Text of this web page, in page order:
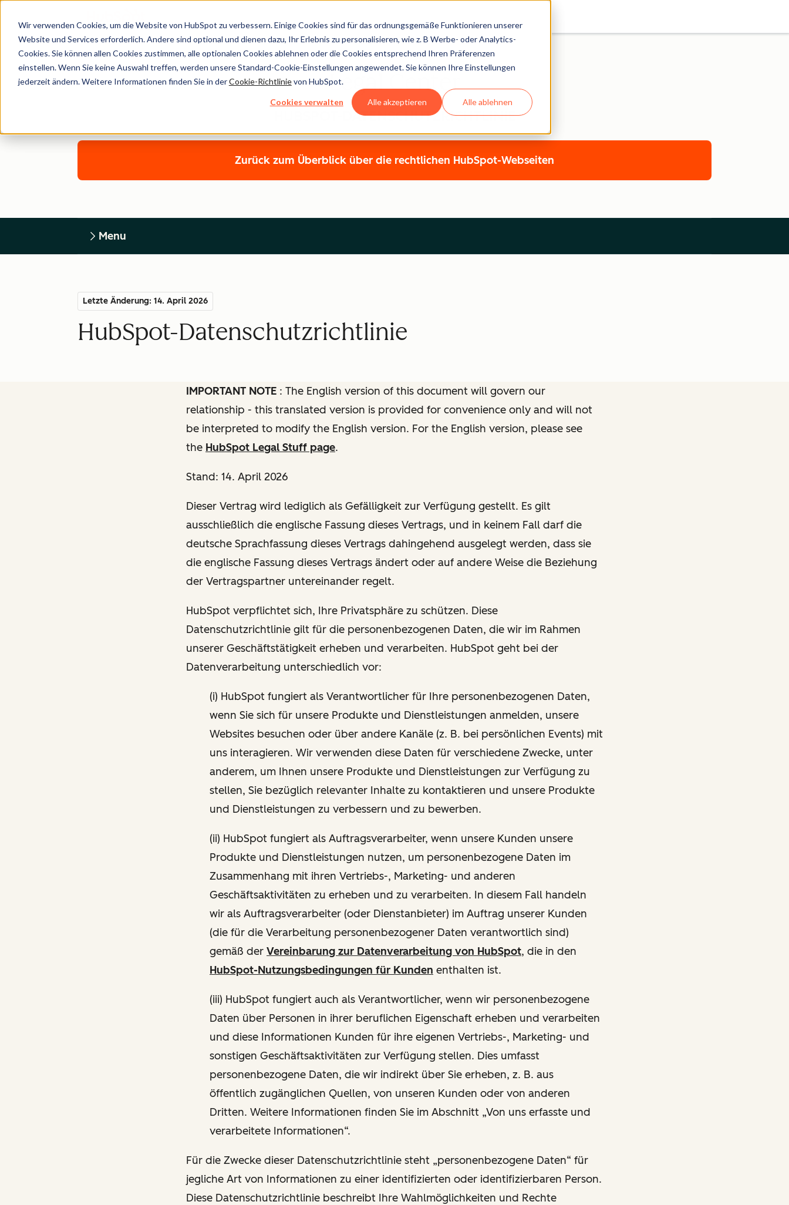
Wir verwenden Cookies, um die Website von HubSpot zu verbessern. Einige Cookies sind für das ordnungsgemäße Funktionieren unserer
Website und Services erforderlich. Andere sind optional und dienen dazu, Ihr Erlebnis zu personalisieren, wie z. B Werbe- oder Analytics-
Cookies. Sie können allen Cookies zustimmen, alle optionalen Cookies ablehnen oder die Cookies entsprechend Ihren Präferenzen
einstellen. Wenn Sie keine Auswahl treffen, werden unsere Standard-Cookie-Einstellungen angewendet. Sie können Ihre Einstellungen
jederzeit ändern. Weitere Informationen finden Sie in derCookie-Richtlinievon HubSpot.
Cookies verwalten Alle akzeptieren Alle ablehnen
Legal Center
HUBSPOT-DATENSCHUTZRICHTLINIE
Zurück zum Überblick über die rechtlichen HubSpot-Webseiten
Menu
Letzte Änderung: 14. April 2026
HubSpot-Datenschutzrichtlinie
IMPORTANT NOTE : The English version of this document will govern our
relationship - this translated version is provided for convenience only and will not
be interpreted to modify the English version. For the English version, please see
the HubSpot Legal Stuff page.
Stand: 14. April 2026
Dieser Vertrag wird lediglich als Gefälligkeit zur Verfügung gestellt. Es gilt
ausschließlich die englische Fassung dieses Vertrags, und in keinem Fall darf die
deutsche Sprachfassung dieses Vertrags dahingehend ausgelegt werden, dass sie
die englische Fassung dieses Vertrags ändert oder auf andere Weise die Beziehung
der Vertragspartner untereinander regelt.
HubSpot verpflichtet sich, Ihre Privatsphäre zu schützen. Diese
Datenschutzrichtlinie gilt für die personenbezogenen Daten, die wir im Rahmen
unserer Geschäftstätigkeit erheben und verarbeiten. HubSpot geht bei der
Datenverarbeitung unterschiedlich vor:
(i) HubSpot fungiert als Verantwortlicher für Ihre personenbezogenen Daten,
wenn Sie sich für unsere Produkte und Dienstleistungen anmelden, unsere
Websites besuchen oder über andere Kanäle (z. B. bei persönlichen Events) mit
uns interagieren. Wir verwenden diese Daten für verschiedene Zwecke, unter
anderem, um Ihnen unsere Produkte und Dienstleistungen zur Verfügung zu
stellen, Sie bezüglich relevanter Inhalte zu kontaktieren und unsere Produkte
und Dienstleistungen zu verbessern und zu bewerben.
(ii) HubSpot fungiert als Auftragsverarbeiter, wenn unsere Kunden unsere
Produkte und Dienstleistungen nutzen, um personenbezogene Daten im
Zusammenhang mit ihren Vertriebs-, Marketing- und anderen
Geschäftsaktivitäten zu erheben und zu verarbeiten. In diesem Fall handeln
wir als Auftragsverarbeiter (oder Dienstanbieter) im Auftrag unserer Kunden
(die für die Verarbeitung personenbezogener Daten verantwortlich sind)
gemäß der Vereinbarung zur Datenverarbeitung von HubSpot, die in den
HubSpot-Nutzungsbedingungen für Kunden enthalten ist.
(iii) HubSpot fungiert auch als Verantwortlicher, wenn wir personenbezogene
Daten über Personen in ihrer beruflichen Eigenschaft erheben und verarbeiten
und diese Informationen Kunden für ihre eigenen Vertriebs-, Marketing- und
sonstigen Geschäftsaktivitäten zur Verfügung stellen. Dies umfasst
personenbezogene Daten, die wir indirekt über Sie erheben, z. B. aus
öffentlich zugänglichen Quellen, von unseren Kunden oder von anderen
Dritten. Weitere Informationen finden Sie im Abschnitt „Von uns erfasste und
verarbeitete Informationen“.
Für die Zwecke dieser Datenschutzrichtlinie steht „personenbezogene Daten“ für
jegliche Art von Informationen zu einer identifizierten oder identifizierbaren Person.
Diese Datenschutzrichtlinie beschreibt Ihre Wahlmöglichkeiten und Rechte